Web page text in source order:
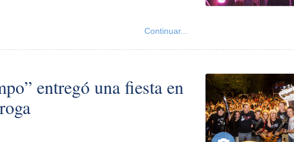
Continuar...
entregó una fiesta en